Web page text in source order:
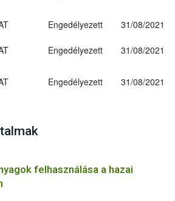
Engedélyezett
31/08/2021
Engedélyezett
31/08/2021
Engedélyezett 31/08/2021
felhasználása a hazai